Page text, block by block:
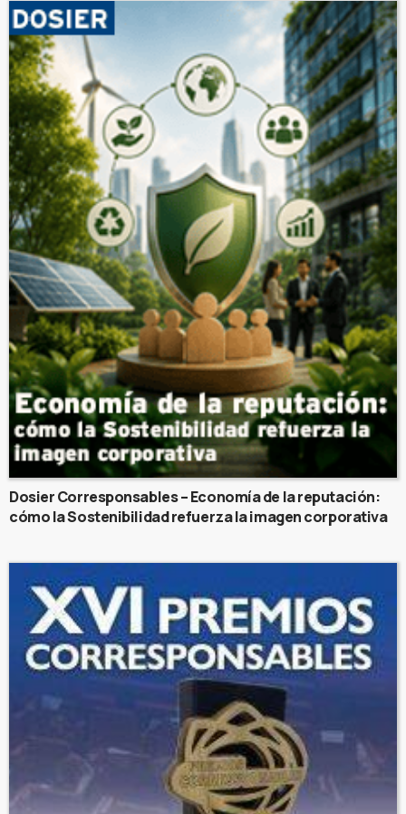
Dosier Corresponsables – Economía de la reputación:
cómo la Sostenibilidad refuerza la imagen corporativa